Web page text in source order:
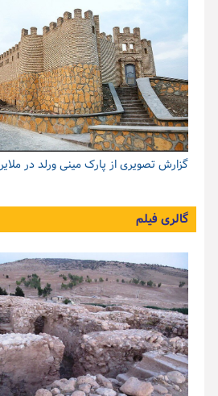
گزارش تصویری از پارک مینی ورلد در ملایر
گالری فیلم